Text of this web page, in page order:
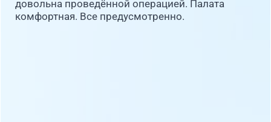
довольна проведённой операцией. Палата
комфортная. Все предусмотренно.